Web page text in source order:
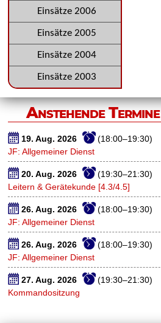
Einsätze 2006
Einsätze 2005
Einsätze 2004
Einsätze 2003
Anstehende Termine
19. Aug. 2026
(18:00–19:30)
JF: Allgemeiner Dienst
20. Aug. 2026
(19:30–21:30)
Leitern & Gerätekunde [4.3/4.5]
26. Aug. 2026
(18:00–19:30)
JF: Allgemeiner Dienst
26. Aug. 2026
(18:00–19:30)
JF: Allgemeiner Dienst
27. Aug. 2026
(19:30–21:30)
Kommandositzung